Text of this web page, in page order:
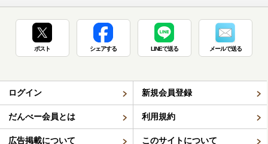
ポスト シェアする LINEで送る メールで送る
ログイン 新規会員登録
だんべー会員とは 利用規約
広告掲載について このサイトについて